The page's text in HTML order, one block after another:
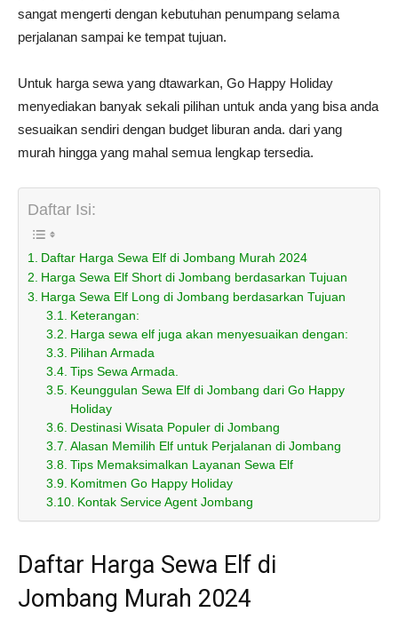
sangat mengerti dengan kebutuhan penumpang selama
perjalanan sampai ke tempat tujuan.
Untuk harga sewa yang dtawarkan, Go Happy Holiday
menyediakan banyak sekali pilihan untuk anda yang bisa anda
sesuaikan sendiri dengan budget liburan anda. dari yang
murah hingga yang mahal semua lengkap tersedia.
Daftar Isi:
Daftar Harga Sewa Elf di Jombang Murah 2024
Harga Sewa Elf Short di Jombang berdasarkan Tujuan
Harga Sewa Elf Long di Jombang berdasarkan Tujuan
Keterangan:
Harga sewa elf juga akan menyesuaikan dengan:
Pilihan Armada
Tips Sewa Armada.
Keunggulan Sewa Elf di Jombang dari Go Happy
Holiday
Destinasi Wisata Populer di Jombang
Alasan Memilih Elf untuk Perjalanan di Jombang
Tips Memaksimalkan Layanan Sewa Elf
Komitmen Go Happy Holiday
Kontak Service Agent Jombang
Daftar Harga Sewa Elf di
Jombang Murah 2024